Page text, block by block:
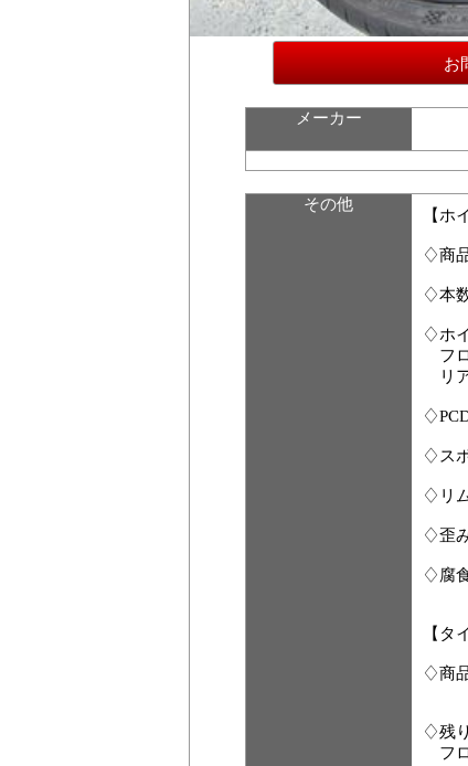
お
メーカー
その他
【ホ
♢商
♢本
♢ホ
フ
リ
♢ス
♢リ
♢歪
♢腐
【タ
♢商
♢残
フロ